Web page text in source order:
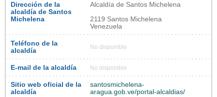
Dirección de la
alcaldía de Santos
Michelena
Alcaldía de Santos Michelena
2119 Santos Michelena
Venezuela
Teléfono de la
alcaldía
No disponible
E-mail de la alcaldía No disponible
Sitio web oficial de la
alcaldía
santosmichelena-
aragua.gob.ve/portal-alcaldias/